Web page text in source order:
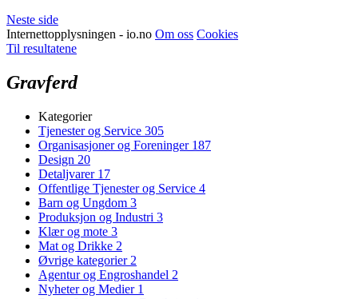
Neste side
Internettopplysningen - io.no Om oss Cookies
Til resultatene
Gravferd
Kategorier
Tjenester og Service 305
Organisasjoner og Foreninger 187
Design 20
Detaljvarer 17
Offentlige Tjenester og Service 4
Barn og Ungdom 3
Produksjon og Industri 3
Klær og mote 3
Mat og Drikke 2
Øvrige kategorier 2
Agentur og Engroshandel 2
Nyheter og Medier 1